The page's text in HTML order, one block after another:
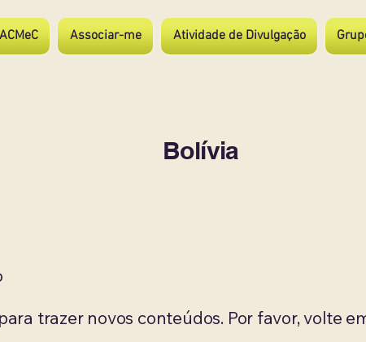
Associar-me Atividade de Divulgação
Bolívia
trazer novos conteúdos. Por favor, volte